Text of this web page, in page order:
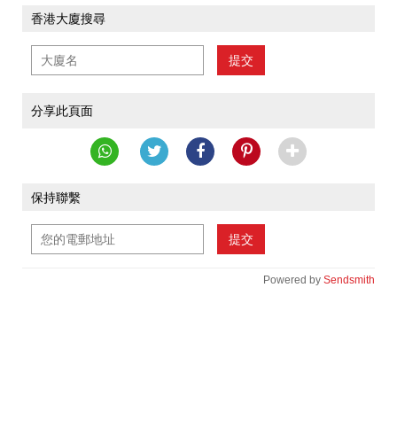
香港大廈搜尋
提交
分享此頁面
保持聯繫
提交
Powered by Sendsmith